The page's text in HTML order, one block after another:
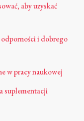
aby uzyskać
i dobrego
w pracy naukowej
suplementacji